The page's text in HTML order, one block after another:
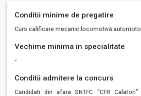
Conditii minime de pregatire
Curs calificare mecanic locomotivă
Vechime minima in specialitate
-
Conditii admitere la concurs
Candidati din afara SNTFC “CFR